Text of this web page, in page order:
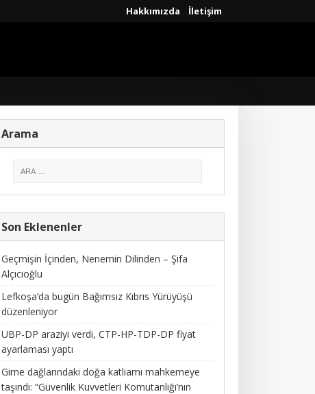
Hakkımızda İletişim
Arama
Son Eklenenler
Geçmişin İçinden, Nenemin Dilinden – Şifa
Alçıcıoğlu
Lefkoşa’da bugün Bağımsız Kıbrıs Yürüyüşü
düzenleniyor
UBP-DP araziyi verdi, CTP-HP-TDP-DP fiyat
ayarlaması yaptı
Girne dağlarındaki doğa katliamı mahkemeye
taşındı: “Güvenlik Kuvvetleri Komutanlığı’nın